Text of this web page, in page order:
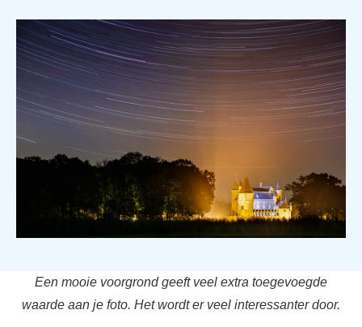
Een mooie voorgrond geeft veel extra toegevoegde
waarde aan je foto. Het wordt er veel interessanter door.